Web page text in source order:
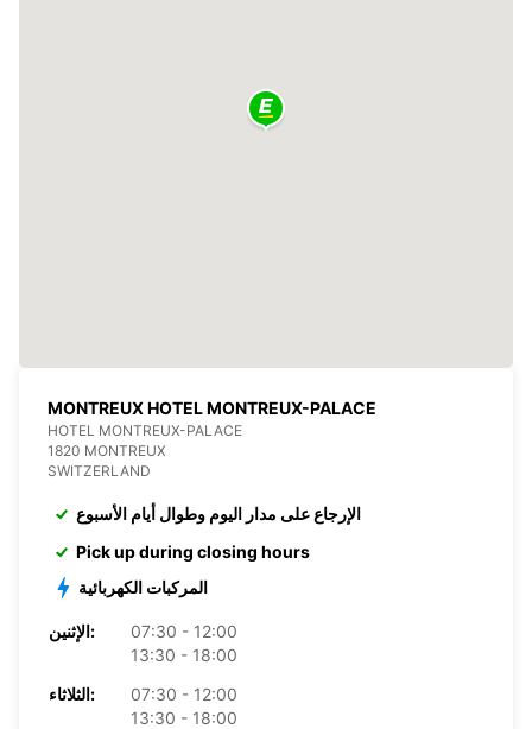
MONTREUX HOTEL MONTREUX-PALACE
HOTEL MONTREUX-PALACE
1820 MONTREUX
SWITZERLAND
الإرجاع على مدار اليوم وطوال أيام الأسبوع
Pick up during closing hours
المركبات الكهربائية
الإثنين:
07:30 - 12:00
13:30 - 18:00
الثلاثاء:
07:30 - 12:00
13:30 - 18:00